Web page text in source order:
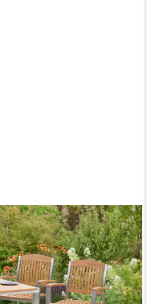
Geöltes Akazienholz,